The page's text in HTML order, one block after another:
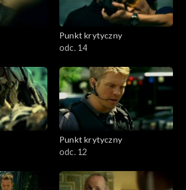
Punkt krytyczny
odc. 14
Punkt krytyczny
odc. 12